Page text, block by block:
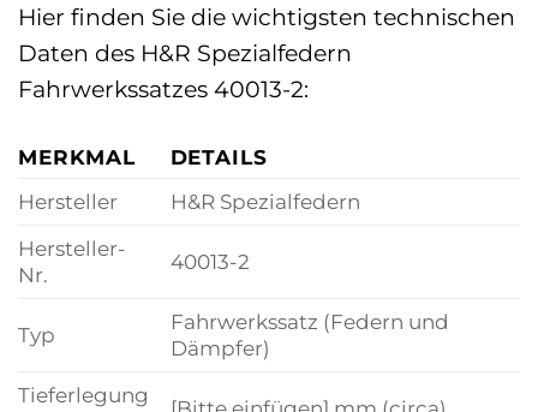
Hier finden Sie die wichtigsten technischen
Daten des H&R Spezialfedern
Fahrwerkssatzes 40013-2:
MERKMAL
DETAILS
Hersteller
H&R Spezialfedern
Hersteller-
Nr.
40013-2
Typ
Fahrwerkssatz (Federn und
Dämpfer)
Tieferlegung